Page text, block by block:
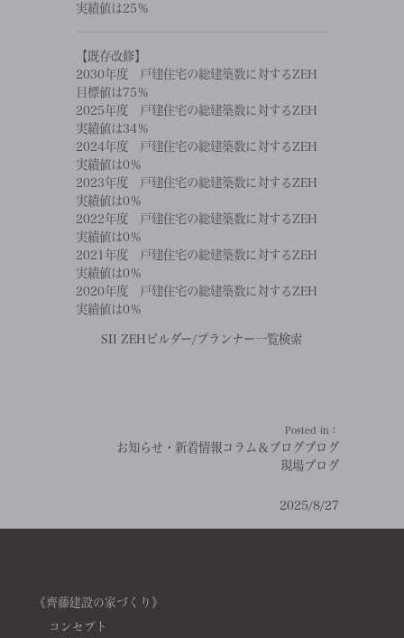
実績値は25％
【既存改修】
2030年度 戸建住宅の総建築数に対するZEH
目標値は75％
2025年度 戸建住宅の総建築数に対するZEH
実績値は34％
2024年度 戸建住宅の総建築数に対するZEH
実績値は0％
2023年度 戸建住宅の総建築数に対するZEH
実績値は0％
2022年度 戸建住宅の総建築数に対するZEH
実績値は0％
2021年度 戸建住宅の総建築数に対するZEH
実績値は0％
2020年度 戸建住宅の総建築数に対するZEH
実績値は0％
SII ZEHビルダー/プランナー一覧検索
Posted in：
お知らせ・新着情報 コラム＆ブログ ブログ
現場ブログ
2025/8/27
《齊藤建設の家づくり》
コンセプト